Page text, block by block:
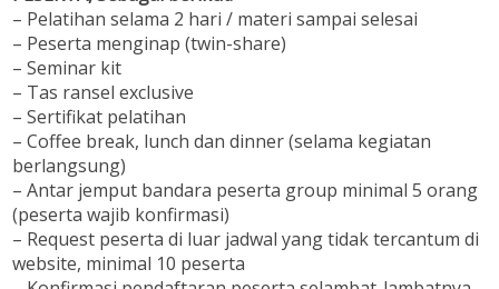
– Pelatihan selama 2 hari / materi sampai selesai
– Peserta menginap (twin-share)
– Seminar kit
– Tas ransel exclusive
– Sertifikat pelatihan
– Coffee break, lunch dan dinner (selama kegiatan
berlangsung)
– Antar jemput bandara peserta group minimal 5 orang
(peserta wajib konfirmasi)
– Request peserta di luar jadwal yang tidak tercantum di
website, minimal 10 peserta